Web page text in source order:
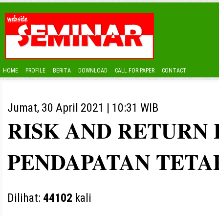
HOME PROFILE BERITA DOWNLOAD CALL FOR PAPER CONTACT
Jumat, 30 April 2021 | 10:31 WIB
RISK AND RETURN
PENDAPATAN
Dilihat: 44102 kali